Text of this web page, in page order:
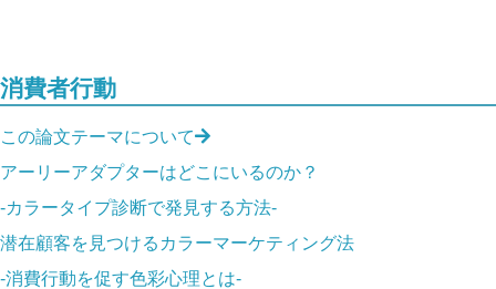
消費者行動
この論文テーマについて
アーリーアダプターはどこにいるのか？
-カラータイプ診断で発見する方法-
潜在顧客を見つけるカラーマーケティング法
-消費行動を促す色彩心理とは-